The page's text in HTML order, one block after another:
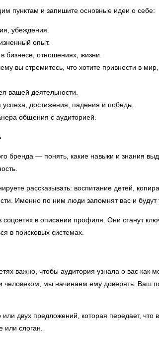
пунктам и запишите основные идеи о себе:
убеждения.
опыт.
отношениях, жизни.
вы стремитесь, что хотите привнести в
вашей деятельности.
достижения, падения и победы.
общения с аудиторией.
бренда — понять, какие навыки и знания
рассказывать: воспитание детей,
Именно по ним люди запомнят вас и будут
соцсетях в описании профиля. Они станут
в поисковых системах.
важно, чтобы аудитория узнала о вас как
человеком, мы начинаем ему доверять. Ваш
двух предложений, которая передает, что
или слоган.